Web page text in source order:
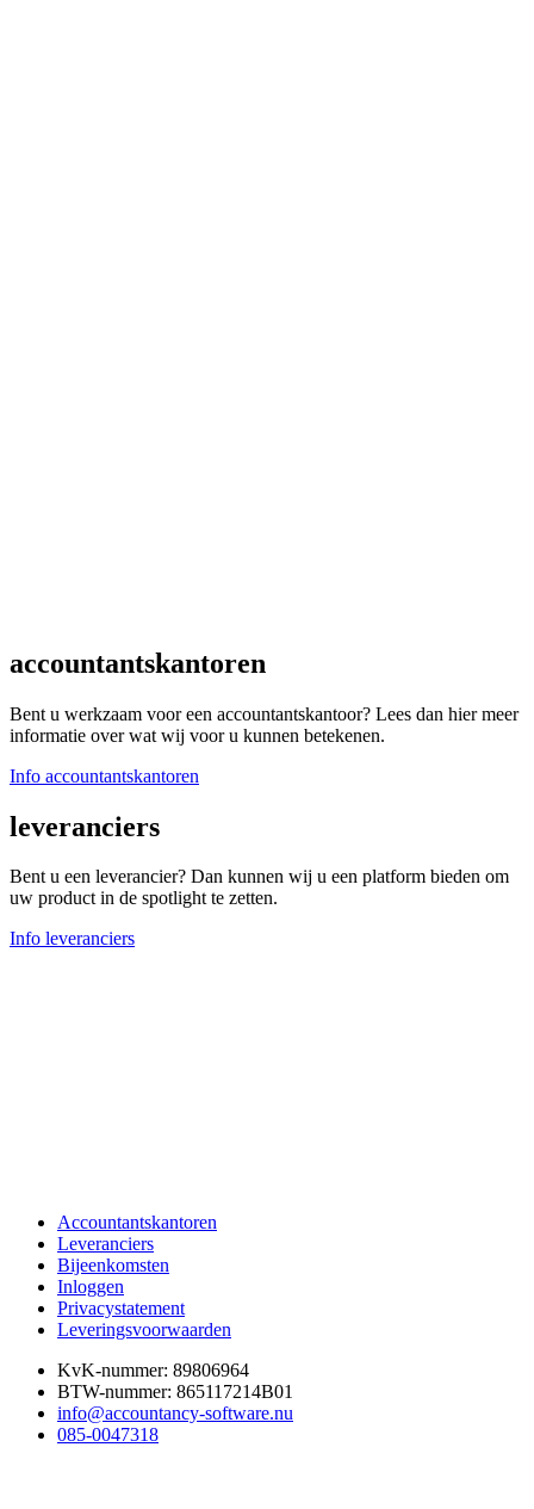
accountantskantoren
Bent u werkzaam voor een accountantskantoor? Lees dan hier meer
informatie over wat wij voor u kunnen betekenen.
Info accountantskantoren
leveranciers
Bent u een leverancier? Dan kunnen wij u een platform bieden om
uw product in de spotlight te zetten.
Info leveranciers
Accountantskantoren
Leveranciers
Bijeenkomsten
Inloggen
Privacystatement
Leveringsvoorwaarden
KvK-nummer: 89806964
BTW-nummer: 865117214B01
info@accountancy-software.nu
085-0047318